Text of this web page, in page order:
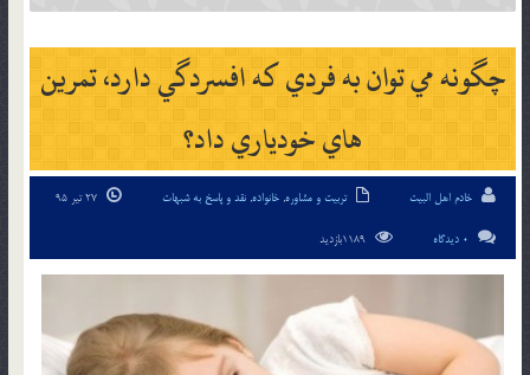
چگونه مي توان به فردي كه افسردگي دارد، تمرين
هاي خودياري داد؟
خادم اهل البیت تربیت و مشاوره, خانواده, نقد و پاسخ به شبهات
0 دیدگاه